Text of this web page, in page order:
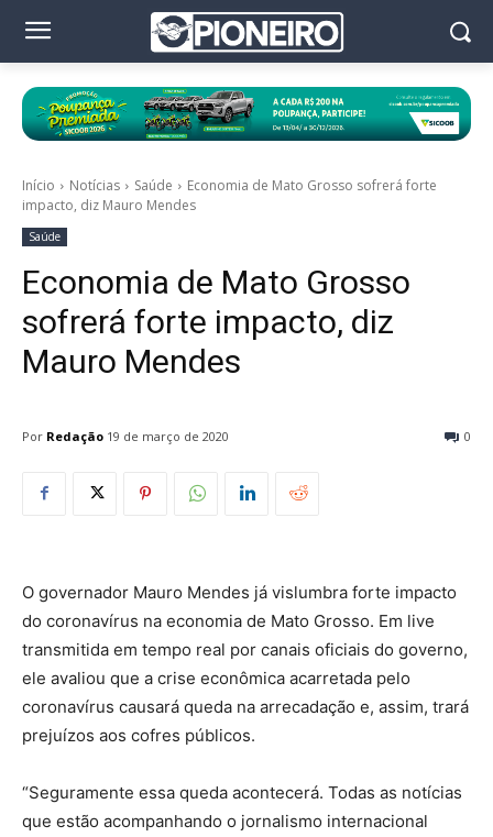
Início Notícias Saúde
Economia de Mato Grosso sofrerá forte
impacto, diz Mauro Mendes
Saúde
Economia de Mato Grosso
sofrerá forte impacto, diz
Mauro Mendes
Por Redação 0
19 de março de 2020
O governador Mauro Mendes já vislumbra forte impacto
do coronavírus na economia de Mato Grosso. Em live
transmitida em tempo real por canais oficiais do governo,
ele avaliou que a crise econômica acarretada pelo
coronavírus causará queda na arrecadação e, assim, trará
prejuízos aos cofres públicos.
“Seguramente essa queda acontecerá. Todas as notícias
que estão acompanhando o jornalismo internacional